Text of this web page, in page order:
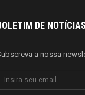
DE
a nossa